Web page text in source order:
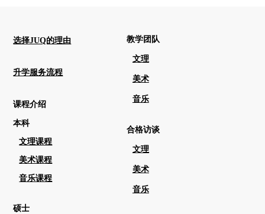
选择JUQ的理由
升学服务流程
课程介绍
本科
文理课程
美术课程
音乐课程
硕士
教学团队
文理
美术
音乐
合格访谈
文理
美术
音乐